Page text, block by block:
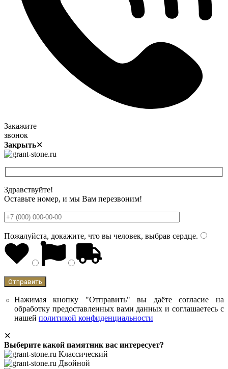
Закажите
звонок
Закрыть✕
Здравствуйте!
Оставьте номер, и мы Вам перезвоним!
Пожалуйста, докажите, что вы человек, выбрав сердце.
Нажимая кнопку "Отправить" вы даёте согласие на
обработку предоставленных вами данных и соглашаетесь с
нашей политикой конфиденциальности
✕
Выберите какой памятник вас интересует?
Классический
Двойной